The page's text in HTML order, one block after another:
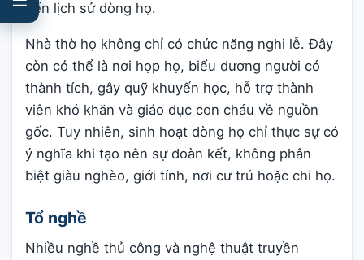
đến lịch sử dòng họ.
Nhà thờ họ không chỉ có chức năng nghi lễ. Đây
còn có thể là nơi họp họ, biểu dương người có
thành tích, gây quỹ khuyến học, hỗ trợ thành
viên khó khăn và giáo dục con cháu về nguồn
gốc. Tuy nhiên, sinh hoạt dòng họ chỉ thực sự có
ý nghĩa khi tạo nên sự đoàn kết, không phân
biệt giàu nghèo, giới tính, nơi cư trú hoặc chi họ.
Tổ nghề
Nhiều nghề thủ công và nghệ thuật truyền